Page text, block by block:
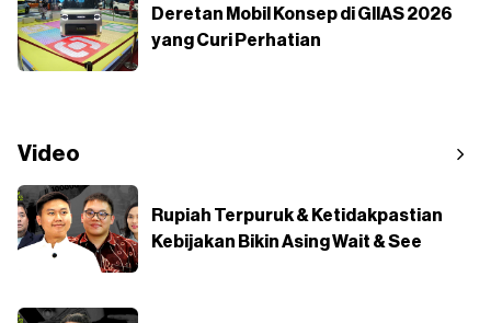
Deretan Mobil Konsep di GIIAS 2026
yang Curi Perhatian
Video
Rupiah Terpuruk & Ketidakpastian
Kebijakan Bikin Asing Wait & See